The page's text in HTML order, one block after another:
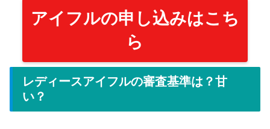
アイフルの申し込みはこち
ら
レディースアイフルの審査基準は？甘
い？